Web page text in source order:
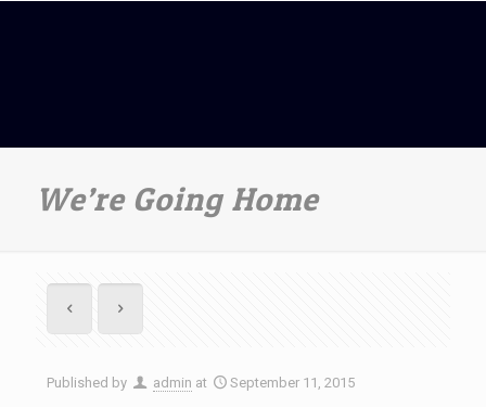
We’re Going Home
Published by admin at September 11, 2015